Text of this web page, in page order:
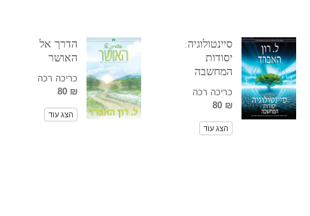
סיינטולוגיה:
יסודות
המחשבה
כריכה רכה
₪ 80
הצג עוד
הדרך אל
האושר
כריכה רכה
₪ 80
הצג עוד